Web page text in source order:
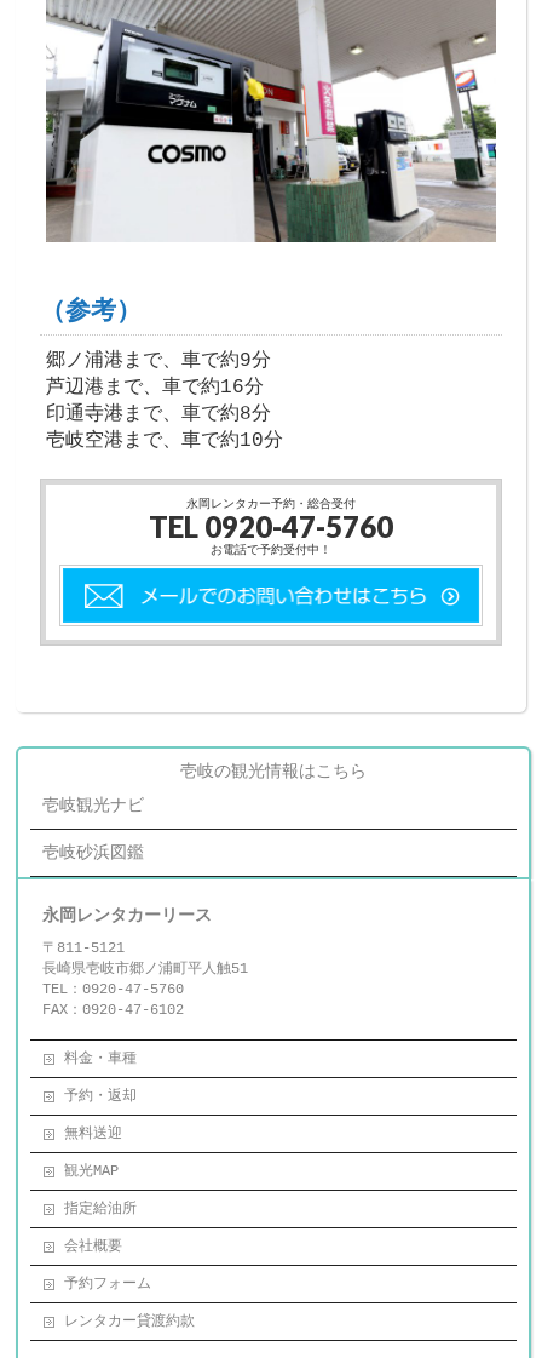
（参考）
郷ノ浦港まで、車で約9分
芦辺港まで、車で約16分
印通寺港まで、車で約8分
壱岐空港まで、車で約10分
永岡レンタカー予約・総合受付
TEL 0920-47-5760
お電話で予約受付中！
壱岐の観光情報はこちら
壱岐観光ナビ
壱岐砂浜図鑑
永岡レンタカーリース
〒811-5121
長崎県壱岐市郷ノ浦町平人触51
TEL：0920-47-5760
FAX：0920-47-6102
料金・車種
予約・返却
無料送迎
観光MAP
指定給油所
会社概要
予約フォーム
レンタカー貸渡約款